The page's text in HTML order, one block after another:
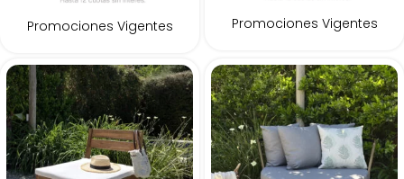
Promociones Vigentes Promociones Vigentes